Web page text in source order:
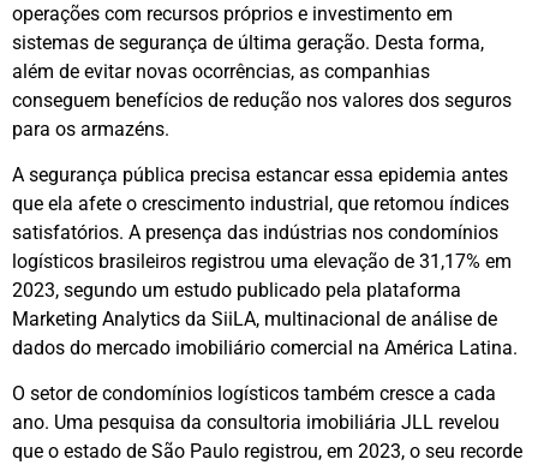
operações com recursos próprios e investimento em
sistemas de segurança de última geração. Desta forma,
além de evitar novas ocorrências, as companhias
conseguem benefícios de redução nos valores dos seguros
para os armazéns.
A segurança pública precisa estancar essa epidemia antes
que ela afete o crescimento industrial, que retomou índices
satisfatórios. A presença das indústrias nos condomínios
logísticos brasileiros registrou uma elevação de 31,17% em
2023, segundo um estudo publicado pela plataforma
Marketing Analytics da SiiLA, multinacional de análise de
dados do mercado imobiliário comercial na América Latina.
O setor de condomínios logísticos também cresce a cada
ano. Uma pesquisa da consultoria imobiliária JLL revelou
que o estado de São Paulo registrou, em 2023, o seu recorde